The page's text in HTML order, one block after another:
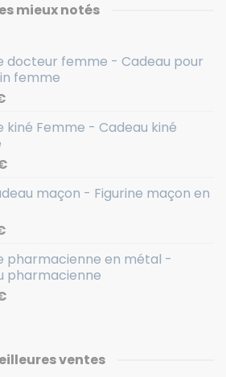
mieux notés
docteur femme - Cadeau pour
femme
kiné Femme - Cadeau kiné
maçon - Figurine maçon en
pharmacienne en métal -
pharmacienne
ventes